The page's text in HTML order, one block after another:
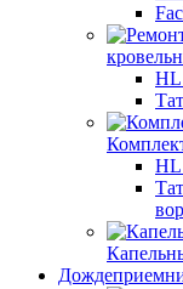
HL
HL